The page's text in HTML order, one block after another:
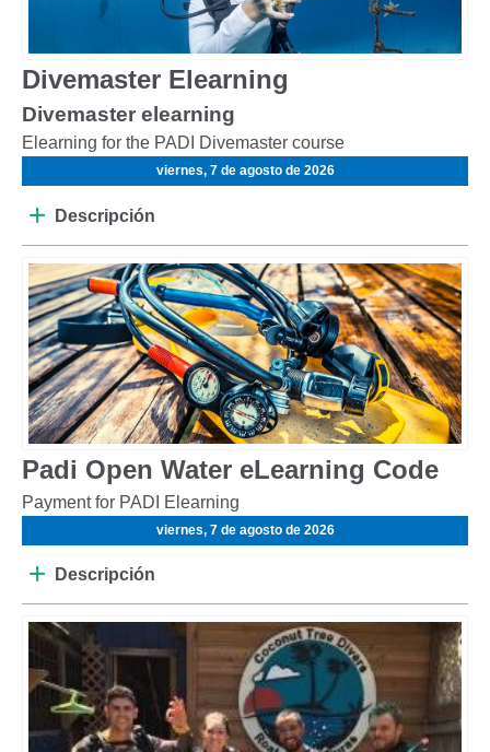
Divemaster Elearning
Divemaster elearning
Elearning for the PADI Divemaster course
viernes, 7 de agosto de 2026
Descripción
Padi Open Water eLearning Code
Payment for PADI Elearning
viernes, 7 de agosto de 2026
Descripción